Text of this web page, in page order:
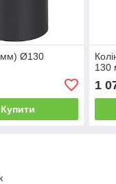
Ø130
Купити
130
1